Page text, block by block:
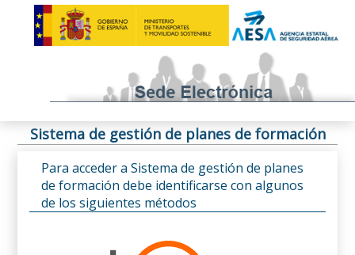
Sistema de gestión de planes de formación
Para acceder a Sistema de gestión de planes
de formación debe identificarse con algunos
de los siguientes métodos